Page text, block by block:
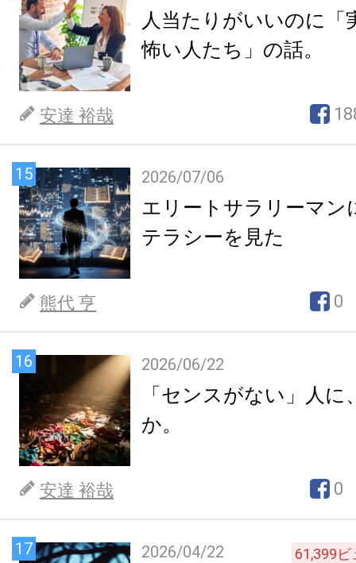
人当たりがいいのに「
怖い人たち」の話。
安達 裕哉
15 2026/07/06
エリートサラリーマン
テラシーを見た
熊代 亨 0
16 2026/06/22
「センスがない」人
か。
安達 裕哉 0
17 2026/04/22 61,399ビ